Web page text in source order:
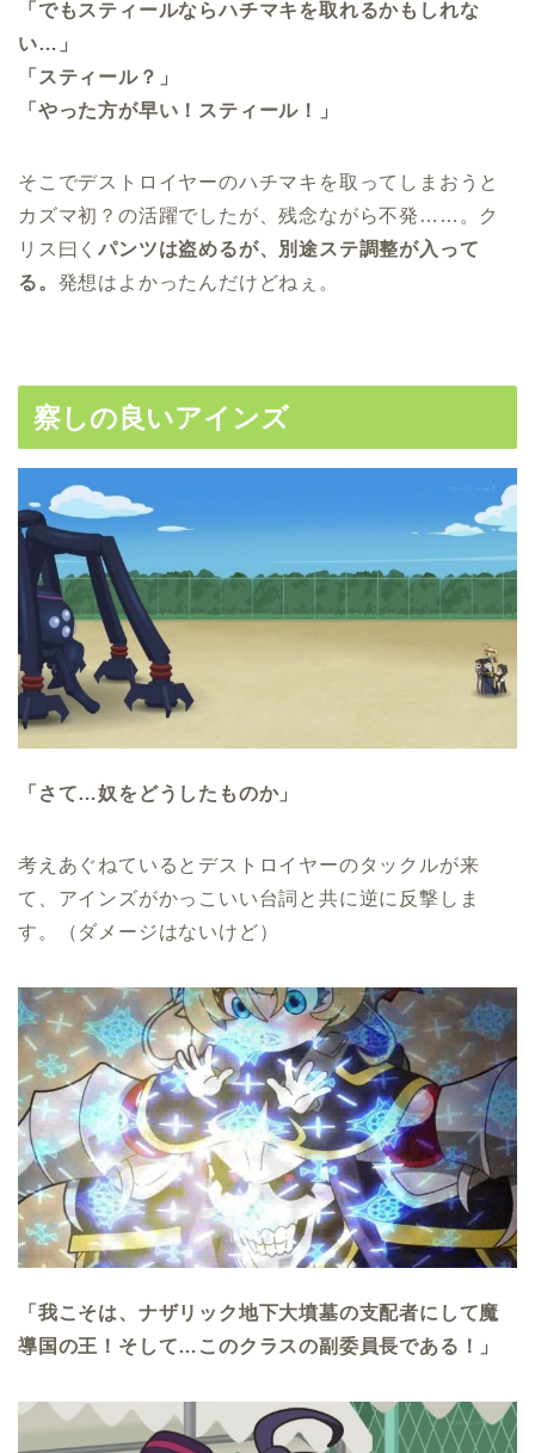
「でもスティールならハチマキを取れるかもしれな
い…」
「スティール？」
「やった方が早い！スティール！」
そこでデストロイヤーのハチマキを取ってしまおうと
カズマ初？の活躍でしたが、残念ながら不発……。ク
リス曰くパンツは盗めるが、別途ステ調整が入って
る。 発想はよかったんだけどねぇ。
察しの良いアインズ
「さて…奴をどうしたものか」
考えあぐねているとデストロイヤーのタックルが来
て、アインズがかっこいい台詞と共に逆に反撃しま
す。（ダメージはないけど）
「我こそは、ナザリック地下大墳墓の支配者にして魔
導国の王！そして…このクラスの副委員長である！」